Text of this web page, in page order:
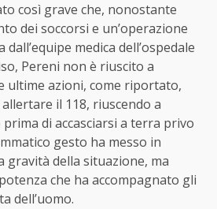
così grave che, nonostante
dei soccorsi e un’operazione
medica dell’ospedale
Pereni non è riuscito a
ultime azioni, come riportato,
il 118, riuscendo a
di accasciarsi a terra privo
gesto ha messo in
gravità della situazione, ma
che ha accompagnato gli
dell’uomo.